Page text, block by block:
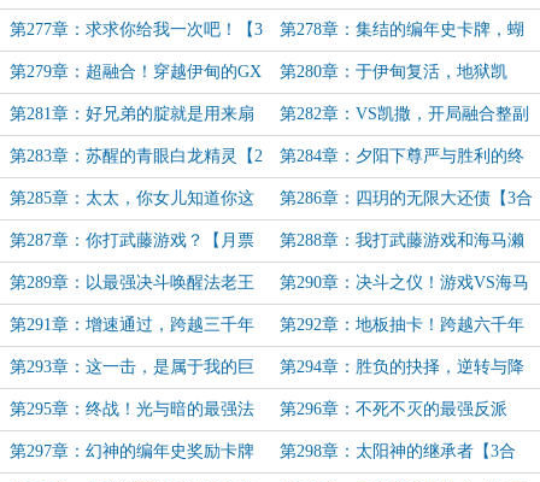
极！【2合1】 切【3合1】
第277章：求求你给我一次吧！【3
合1】
第278章：集结的编年史卡牌，蝴
蝶效应的开始【5K】
第279章：超融合！穿越伊甸的GX
决斗者们【4合1加更】
第280章：于伊甸复活，地狱凯
撒！【悬赏求月票】
第281章：好兄弟的腚就是用来扇
的【月票悬赏中】
第282章：VS凯撒，开局融合整副
卡组！【悬赏求月票】
第283章：苏醒的青眼白龙精灵【2
合1加更】
第284章：夕阳下尊严与胜利的终
结光芒【悬赏求月票】
第285章：太太，你女儿知道你这
样做吗【悬赏求月票】
第286章：四玥的无限大还债【3合
1、悬赏月票中！】
第287章：你打武藤游戏？【月票
悬赏加更】
第288章：我打武藤游戏和海马濑
人？【悬赏求月票】
第289章：以最强决斗唤醒法老王
的灵魂【3合1】
第290章：决斗之仪！游戏VS海马
VS天野【5合1】
第291章：增速通过，跨越三千年
的同步【悬赏求月票】
第292章：地板抽卡！跨越六千年
的战斗记忆【悬赏求月票】
第293章：这一击，是属于我的巨
神兵！【7K加更】
第294章：胜负的抉择，逆转与降
临的王【加更求月票】
第295章：终战！光与暗的最强法
老王【万字加更求月票】
第296章：不死不灭的最强反派
【8K加更求月票】
第297章：幻神的编年史奖励卡牌 第298章：太阳神的继承者【3合